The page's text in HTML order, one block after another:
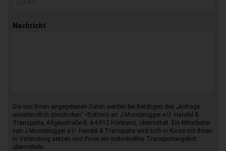
Nachricht
Die von Ihnen angegebenen Daten werden bei Betätigen des „Anfrage
unverbindlich abschicken“–Buttons an J.Moosbrugger e.U. Handel &
Transporte, Allgäustraße 8, A-6912 Hörbranz, übermittelt. Ein Mitarbeiter
von J.Moosbrugger e.U. Handel & Transporte wird sich in Kürze mit Ihnen
in Verbindung setzen und Ihnen ein individuelles Transportangebot
übermitteln.